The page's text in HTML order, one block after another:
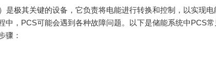
是极其关键的设备，它负责将电能进行转换和控制，以实现电
中，PCS可能会遇到各种故障问题。以下是储能系统中PCS常
骤：